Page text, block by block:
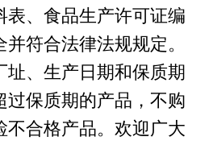
表、食品生产许可证编
符合法律法规规定。
址、生产日期和保质期
过保质期的产品，不购
不合格产品。欢迎广大